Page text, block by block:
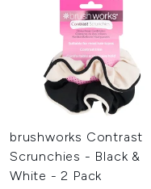
brushworks Contrast
Scrunchies - Black &
White - 2 Pack